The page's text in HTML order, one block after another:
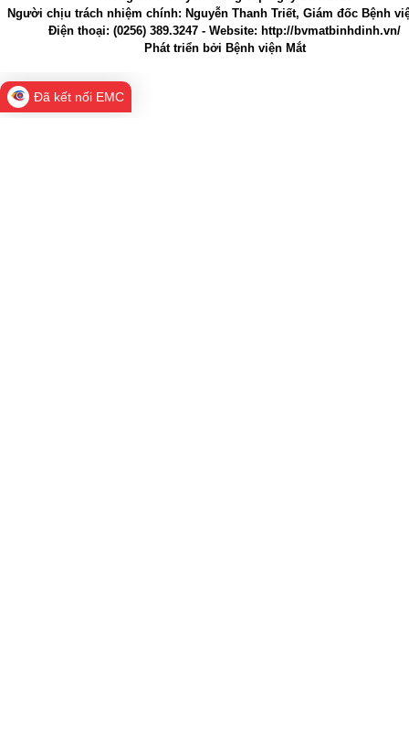
Người chịu trách nhiệm chính: Nguyễn Thanh Triết, Giám đốc Bệnh
Điện thoại:(0256) 389.3247- Website: http://bvmatbinhdinh.vn/
Phát triển bởi Bệnh viện Mắt
Đã kết nối EMC